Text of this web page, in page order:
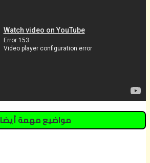
مواضيع مهمة أيضا